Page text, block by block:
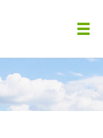
メ